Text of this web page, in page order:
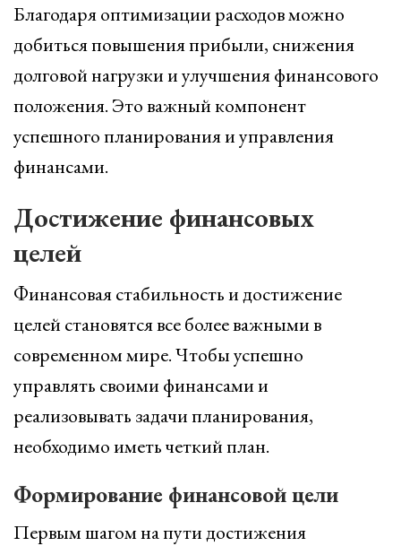
Благодаря оптимизации расходов можно
добиться повышения прибыли, снижения
долговой нагрузки и улучшения финансового
положения. Это важный компонент
успешного планирования и управления
финансами.
Достижение финансовых
целей
Финансовая стабильность и достижение
целей становятся все более важными в
современном мире. Чтобы успешно
управлять своими финансами и
реализовывать задачи планирования,
необходимо иметь четкий план.
Формирование финансовой цели
Первым шагом на пути достижения